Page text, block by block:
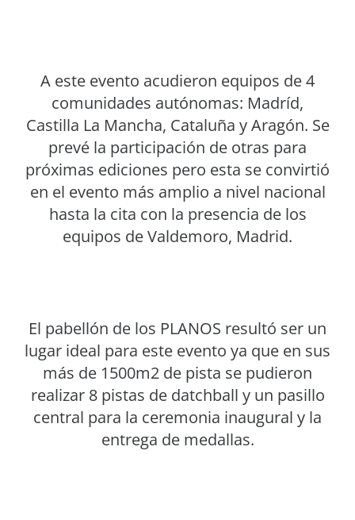
A este evento acudieron equipos de 4
comunidades autónomas: Madríd,
Castilla La Mancha, Cataluña y Aragón. Se
prevé la participación de otras para
próximas ediciones pero esta se convirtió
en el evento más amplio a nivel nacional
hasta la cita con la presencia de los
equipos de Valdemoro, Madrid.
El pabellón de los PLANOS resultó ser un
lugar ideal para este evento ya que en sus
más de 1500m2 de pista se pudieron
realizar 8 pistas de datchball y un pasillo
central para la ceremonia inaugural y la
entrega de medallas.